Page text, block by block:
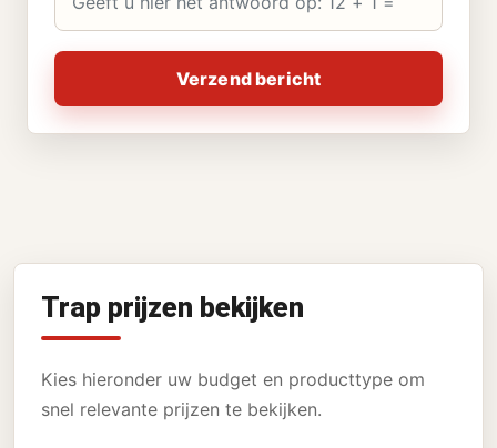
Verzend bericht
Trap prijzen bekijken
Kies hieronder uw budget en producttype om
snel relevante prijzen te bekijken.